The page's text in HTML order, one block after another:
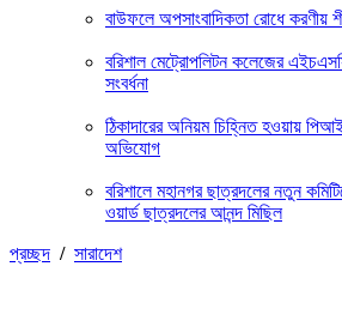
বাউফলে অপসাংবাদিকতা রোধে করণীয়
বরিশাল মেট্রোপলিটন কলেজের এইচএসসি
সংবর্ধনা
ঠিকাদারের অনিয়ম চিহ্নিত হওয়ায়
অভিযোগ
বরিশালে মহানগর ছাত্রদলের নতুন
ওয়ার্ড ছাত্রদলের আনন্দ মিছিল
প্রচ্ছদ / সারাদেশ